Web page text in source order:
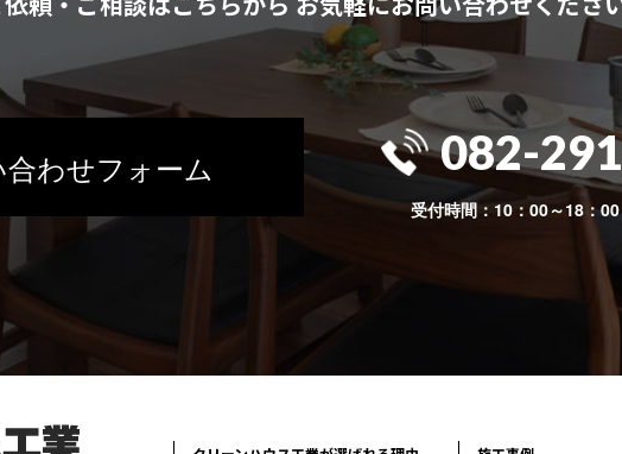
わせフォーム 082-
受付時間：10：00～18：